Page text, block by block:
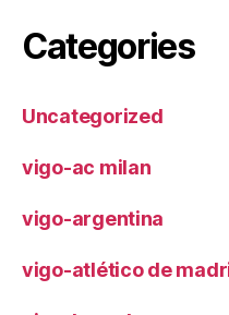
Categories
Uncategorized
vigo-ac milan
vigo-argentina
vigo-atlético de